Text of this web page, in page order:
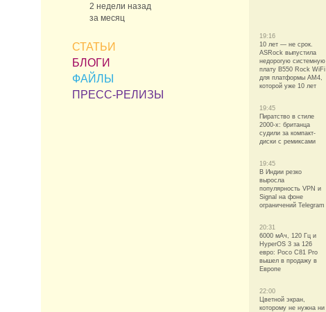
2 недели назад
за месяц
СТАТЬИ
БЛОГИ
ФАЙЛЫ
ПРЕСС-РЕЛИЗЫ
19:16
10 лет — не срок.
ASRock выпустила
недорогую системную
плату B550 Rock WiFi
для платформы AM4,
которой уже 10 лет
19:45
Пиратство в стиле
2000-х: британца
судили за компакт-
диски с ремиксами
19:45
В Индии резко
выросла
популярность VPN и
Signal на фоне
ограничений Telegram
20:31
6000 мАч, 120 Гц и
HyperOS 3 за 126
евро: Poco C81 Pro
вышел в продажу в
Европе
22:00
Цветной экран,
которому не нужна ни